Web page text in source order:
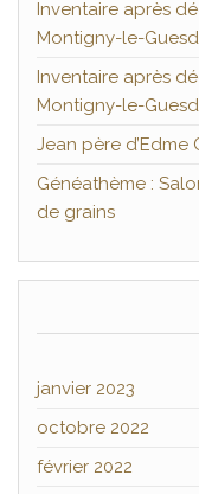
Inventaire après
Montigny-le-
Inventaire après
Montigny-le-
Jean père d’Edme
Généathème :
de grains
janvier 2023
octobre 2022
février 2022